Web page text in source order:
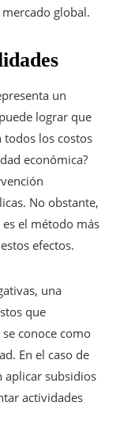
global.
un
lograr que
los costos
económica?
No obstante,
el método más
efectos.
una
que
conoce como
En el caso de
aplicar subsidios
actividades